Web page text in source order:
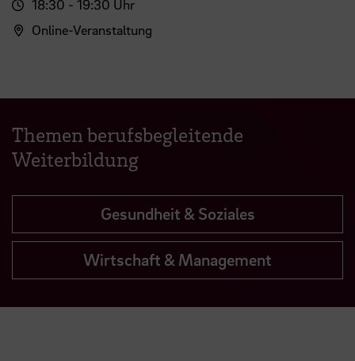
18:30 - 19:30 Uhr
Online-Veranstaltung
Themen berufsbegleitende
Weiterbildung
Gesundheit & Soziales
Wirtschaft & Management